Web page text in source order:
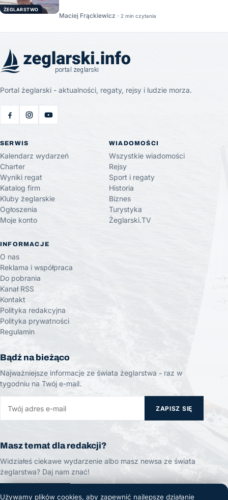
ŻEGLARSTWO
Maciej Frąckiewicz · 2 min czytania
Portal żeglarski - aktualności, regaty, rejsy i ludzie morza.
SERWIS
Kalendarz wydarzeń
Charter
Wyniki regat
Katalog firm
Kluby żeglarskie
Ogłoszenia
Moje konto
WIADOMOŚCI
Wszystkie wiadomości
Rejsy
Sport i regaty
Historia
Biznes
Turystyka
Żeglarski.TV
INFORMACJE
O nas
Reklama i współpraca
Do pobrania
Kanał RSS
Kontakt
Polityka redakcyjna
Polityka prywatności
Regulamin
Bądź na bieżąco
Najważniejsze informacje ze świata żeglarstwa - raz w
tygodniu na Twój e-mail.
ZAPISZ SIĘ
Masz temat dla redakcji?
Widziałeś ciekawe wydarzenie albo masz newsa ze świata
żeglarstwa? Daj nam znać!
ZGŁOŚ TEMAT
Używamy plików cookies, aby zapewnić najlepsze działanie